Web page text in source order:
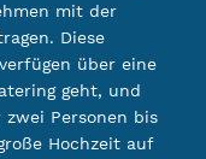
mit der
Diese
über eine
geht, und
Personen bis
Hochzeit auf